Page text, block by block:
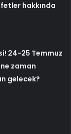
hakkında
24-25 Temmuz
zaman
gelecek?